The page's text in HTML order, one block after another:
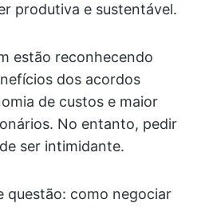
produtiva e sustentável.
estão reconhecendo
dos acordos
de custos e maior
No entanto, pedir
ser intimidante.
questão: como negociar